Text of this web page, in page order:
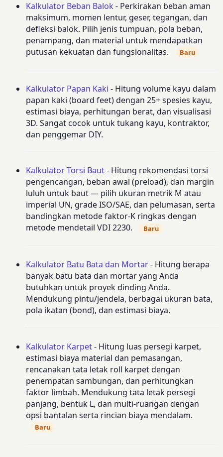
Kalkulator Beban Balok - Perkirakan beban aman
maksimum, momen lentur, geser, tegangan, dan
defleksi balok. Pilih jenis tumpuan, pola beban,
penampang, dan material untuk mendapatkan
putusan kekuatan dan fungsionalitas.
Baru
Kalkulator Papan Kaki - Hitung volume kayu dalam
papan kaki (board feet) dengan 25+ spesies kayu,
estimasi biaya, perhitungan berat, dan visualisasi
3D. Sangat cocok untuk tukang kayu, kontraktor,
dan penggemar DIY.
Kalkulator Torsi Baut- Hitung rekomendasi torsi
pengencangan, beban awal (preload), dan margin
luluh untuk baut — pilih ukuran metrik M atau
imperial UN, grade ISO/SAE, dan pelumasan, serta
bandingkan metode faktor-K ringkas dengan
metode mendetail VDI 2230.
Baru
Kalkulator Batu Bata dan Mortar- Hitung berapa
banyak batu bata dan mortar yang Anda
butuhkan untuk proyek dinding Anda.
Mendukung pintu/jendela, berbagai ukuran bata,
pola ikatan (bond), dan estimasi biaya.
Kalkulator Karpet- Hitung luas persegi karpet,
estimasi biaya material dan pemasangan,
rencanakan tata letak roll karpet dengan
penempatan sambungan, dan perhitungkan
faktor limbah. Mendukung tata letak persegi
panjang, bentuk L, dan multi-ruangan dengan
opsi bantalan serta rincian biaya mendalam.
Baru